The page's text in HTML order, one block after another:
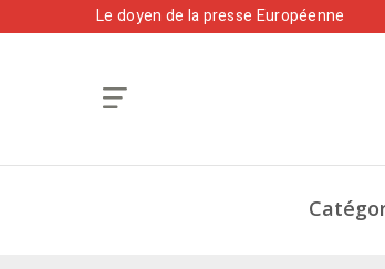
Le doyen de la presse Européenne